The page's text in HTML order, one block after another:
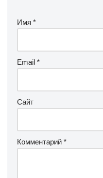
Имя *
Email *
Сайт
Комментарий *